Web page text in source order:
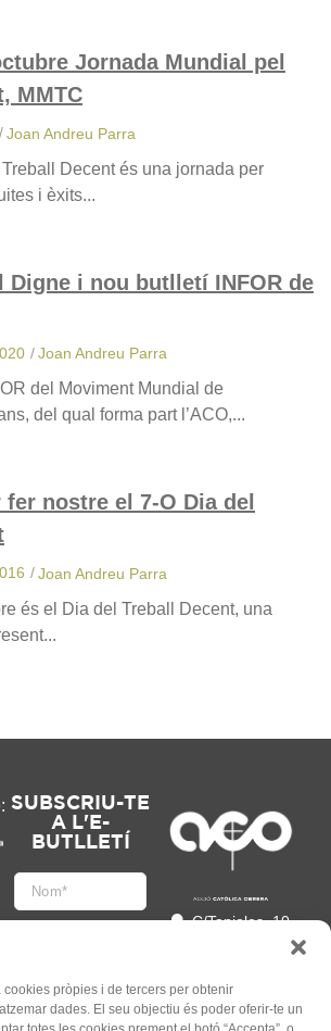
pròpies i de tercers per obtenir
dades. El seu objectiu és poder oferir-te un
Jornada Mundial pel
MMTC
/Joan Andreu Parra
Decent és una jornada per
i èxits...
Digne i nou butlletí INFOR de
/Joan Andreu Parra
del Moviment Mundial de
del qual forma part l’ACO,...
nostre el 7-O Dia del
/Joan Andreu Parra
és el Dia del Treball Decent, una
SUBSCRIU-TE
A L'E-
BUTLLETÍ
C/Tapioles, 10
93 505 86 86
hola@acocat.org